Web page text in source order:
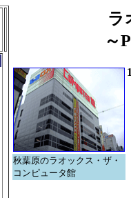
ラ
～
秋葉原のラオックス・ザ・
コンピュータ館